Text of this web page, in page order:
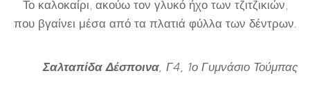
Το καλοκαίρι, ακούω τον γλυκό ήχο των τζιτζικιών,
που βγαίνει μέσα από τα πλατιά φύλλα των δέντρων.
Σαλταπίδα Δέσποινα, Γ4, 1ο Γυμνάσιο Τούμπας